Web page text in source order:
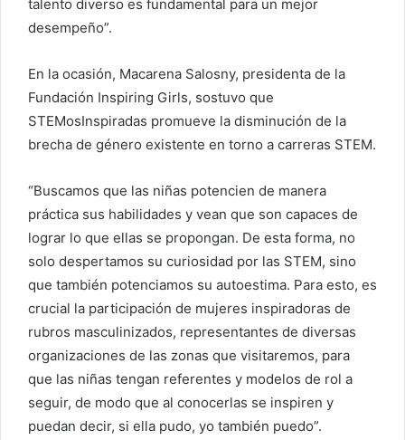
talento diverso es fundamental para un mejor
desempeño”.
En la ocasión, Macarena Salosny, presidenta de la
Fundación Inspiring Girls, sostuvo que
STEMosInspiradas promueve la disminución de la
brecha de género existente en torno a carreras STEM.
“Buscamos que las niñas potencien de manera
práctica sus habilidades y vean que son capaces de
lograr lo que ellas se propongan. De esta forma, no
solo despertamos su curiosidad por las STEM, sino
que también potenciamos su autoestima. Para esto, es
crucial la participación de mujeres inspiradoras de
rubros masculinizados, representantes de diversas
organizaciones de las zonas que visitaremos, para
que las niñas tengan referentes y modelos de rol a
seguir, de modo que al conocerlas se inspiren y
puedan decir, si ella pudo, yo también puedo”.